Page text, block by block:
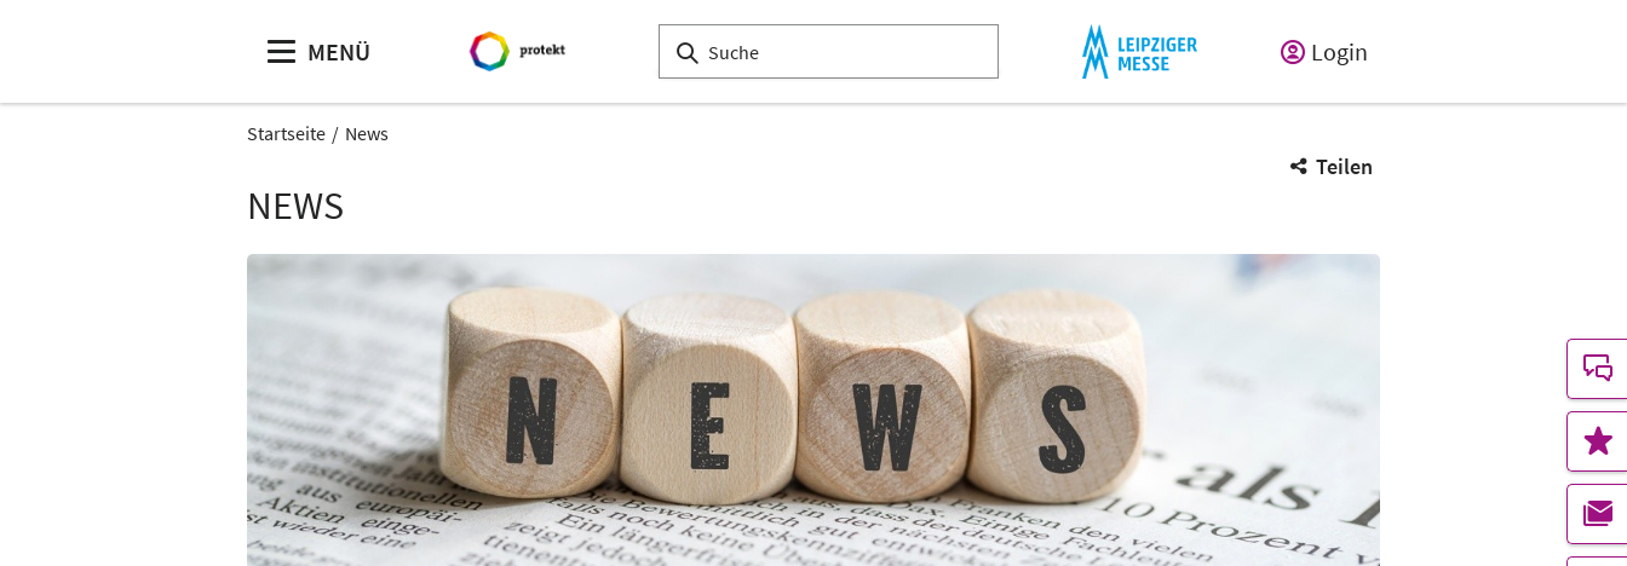
MENÜ Login
Startseite News
Teilen
NEWS